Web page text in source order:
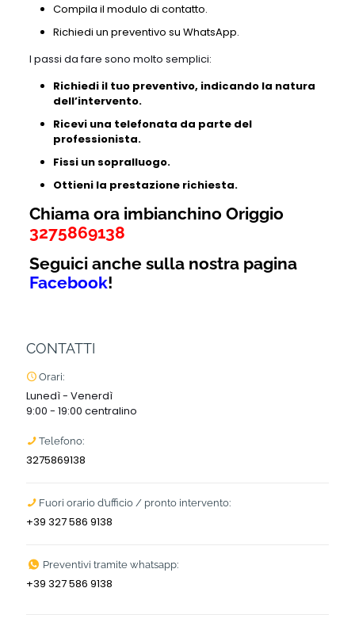
Compila il modulo di contatto.
Richiedi un preventivo su WhatsApp.
I passi da fare sono molto semplici:
Richiedi il tuo preventivo, indicando la natura
dell’intervento.
Ricevi una telefonata da parte del
professionista.
Fissi un sopralluogo.
Ottieni la prestazione richiesta.
Chiama ora imbianchino Origgio
3275869138
Seguici anche sulla nostra pagina
Facebook!
CONTATTI
Orari:
Lunedì - Venerdì
9:00 - 19:00 centralino
Telefono:
3275869138
Fuori orario d’ufficio / pronto intervento:
+39 327 586 9138
Preventivi tramite whatsapp:
+39 327 586 9138